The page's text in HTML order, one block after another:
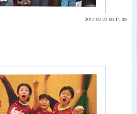
2012-02-22 00:11:09